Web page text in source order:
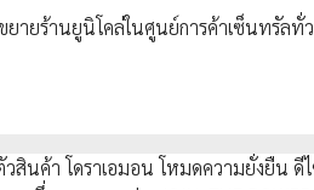
ายร้านยูนิโคล่ในศูนย์การค้าเซ็นทรัลทั่ว